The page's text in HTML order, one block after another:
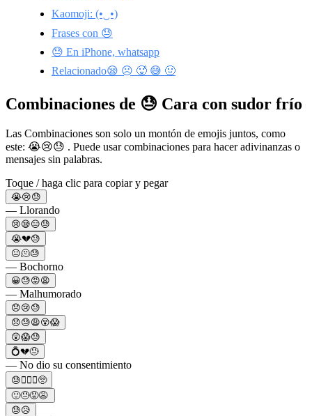
Kaomoji: (•‿•)
Frases con 😓
😓 En iPhone, whatsapp
Relacionado😪 ☹️ 🥵 😅 🤢
Combinaciones de 😓 Cara con sudor frío
Las Combinaciones son solo un montón de emojis juntos, como
este: 😭😢😓 . Puede usar combinaciones para hacer adivinanzas o
mensajes sin palabras.
Toque / haga clic para copiar y pegar
😭😢😓
— Llorando
😢😪😑😓
😭💔😓
😐🫠😓
— Bochorno
😀😓😡😩
— Malhumorado
😞😢😓
😞😓😩😵😱
😲😱😓
💍💔😓
— No dio su consentimiento
😓🤦🏾‍♀️🥺
🙂😓😡😩
😓😥